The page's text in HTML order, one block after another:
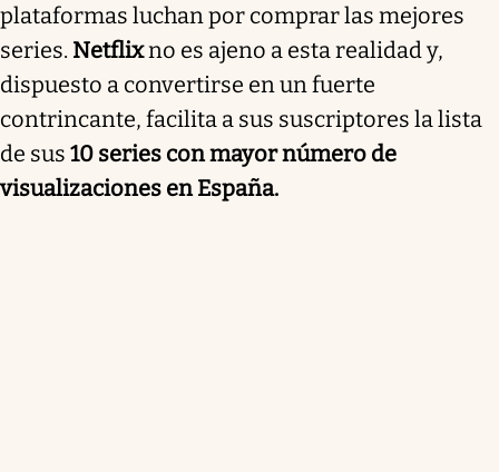
plataformas luchan por comprar las mejores
series. Netflixno es ajeno a esta realidad y,
dispuesto a convertirse en un fuerte
contrincante, facilita a sus suscriptores la lista
de sus 10 series con mayor número de
visualizaciones en España.